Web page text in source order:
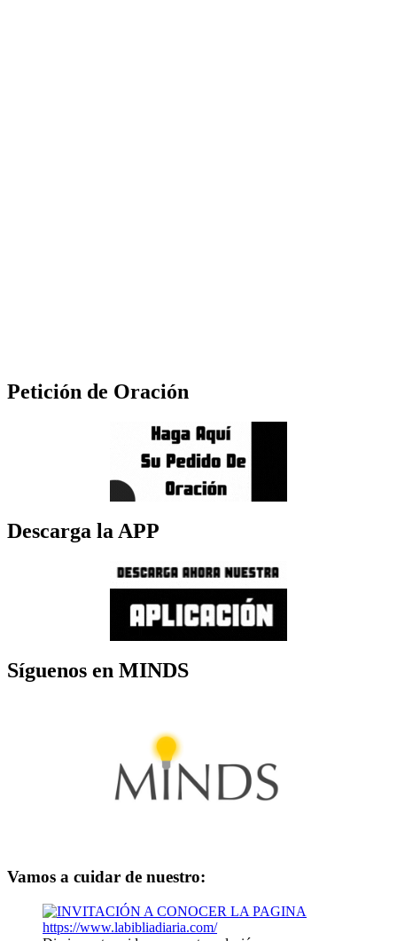
Petición de Oración
Descarga la APP
Síguenos en MINDS
Vamos a cuidar de nuestro: